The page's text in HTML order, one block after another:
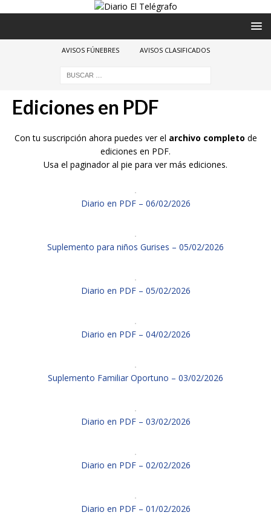
AVISOS FÚNEBRES AVISOS CLASIFICADOS
Ediciones en PDF
Con tu suscripción ahora puedes ver el archivo completo de
ediciones en PDF.
Usa el paginador al pie para ver más ediciones.
Diario en PDF – 06/02/2026
Suplemento para niños Gurises – 05/02/2026
Diario en PDF – 05/02/2026
Diario en PDF – 04/02/2026
Suplemento Familiar Oportuno – 03/02/2026
Diario en PDF – 03/02/2026
Diario en PDF – 02/02/2026
Diario en PDF – 01/02/2026